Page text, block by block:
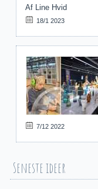
Af Line Hvid
18/1 2023
7/12 2022
Seneste ideer